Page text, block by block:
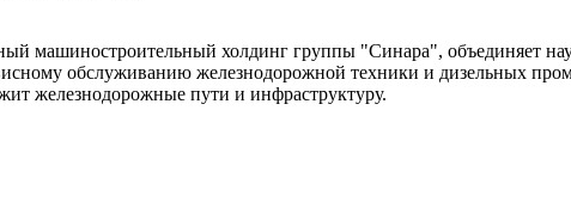
холдинг группы "Синара", объединяет
обслуживанию железнодорожной техники и дизельных
железнодорожные пути и инфраструктуру.